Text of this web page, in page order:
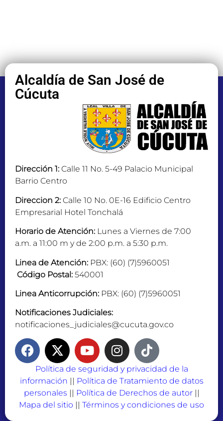
Alcaldía de San José de
Cúcuta
Dirección 1: Calle 11 No. 5-49 Palacio Municipal
Barrio Centro
Direccion 2: Calle 10 No. 0E-16 Edificio Centro
Empresarial Hotel Tonchalá
Horario de Atención: Lunes a Viernes de 7:00
a.m. a 11:00 m y de 2:00 p.m. a 5:30 p.m.
Linea de Atención: PBX: (60) (7)5960051
Código Postal: 540001
Linea Anticorrupción: PBX: (60) (7)5960051
Notificaciones Judiciales:
notificaciones_judiciales@cucuta.gov.co
Política de seguridad y privacidad de la
información || Política de Tratamiento de datos
personales || Política de Derechos de autor||
Mapa del sitio || Términos y condiciones de uso